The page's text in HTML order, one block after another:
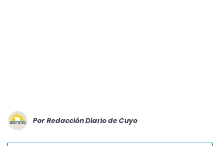
Por Redacción Diario de Cuyo